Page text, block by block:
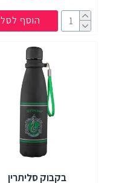
הוסף לסל
בקבוק סליתרין